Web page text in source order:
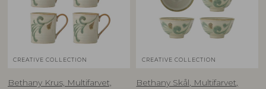
CREATIVE COLLECTION
Bethany Krus, Multifarvet,
CREATIVE COLLECTION
Bethany Skål, Multifarvet,